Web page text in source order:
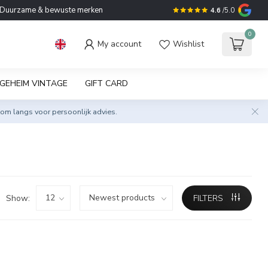
Duurzame & bewuste merken 4.6 /5.0
My account Wishlist
0
VINTAGE GIFT CARD
langs voor persoonlijk advies.
Show: FILTERS